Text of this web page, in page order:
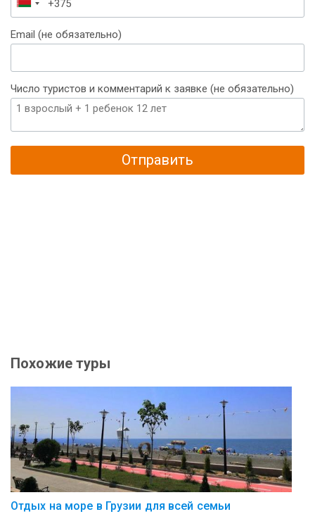
Беларусь
+375
Email (не обязательно)
Число туристов и комментарий к заявке (не обязательно)
Отправить
Похожие туры
Отдых на море в Грузии для всей семьи